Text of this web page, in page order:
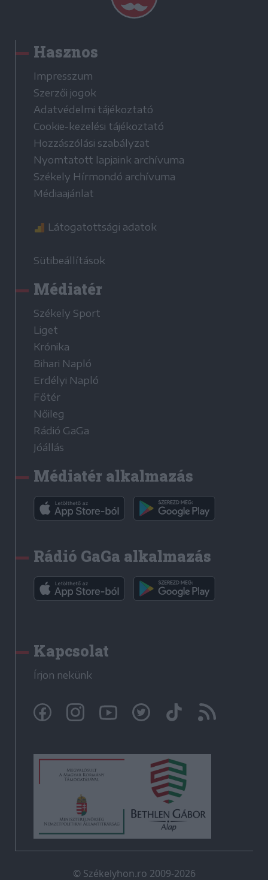
Hasznos
Impresszum
Szerzői jogok
Adatvédelmi tájékoztató
Cookie-kezelési tájékoztató
Hozzászólási szabályzat
Nyomtatott lapjaink archívuma
Székely Hírmondó archívuma
Médiaajánlat
Látogatottsági adatok
Sütibeállítások
Médiatér
Székely Sport
Liget
Krónika
Bihari Napló
Erdélyi Napló
Főtér
Nőileg
Rádió GaGa
Jóállás
Médiatér alkalmazás
Rádió GaGa alkalmazás
Kapcsolat
Írjon nekünk
© Székelyhon.ro 2009-2026